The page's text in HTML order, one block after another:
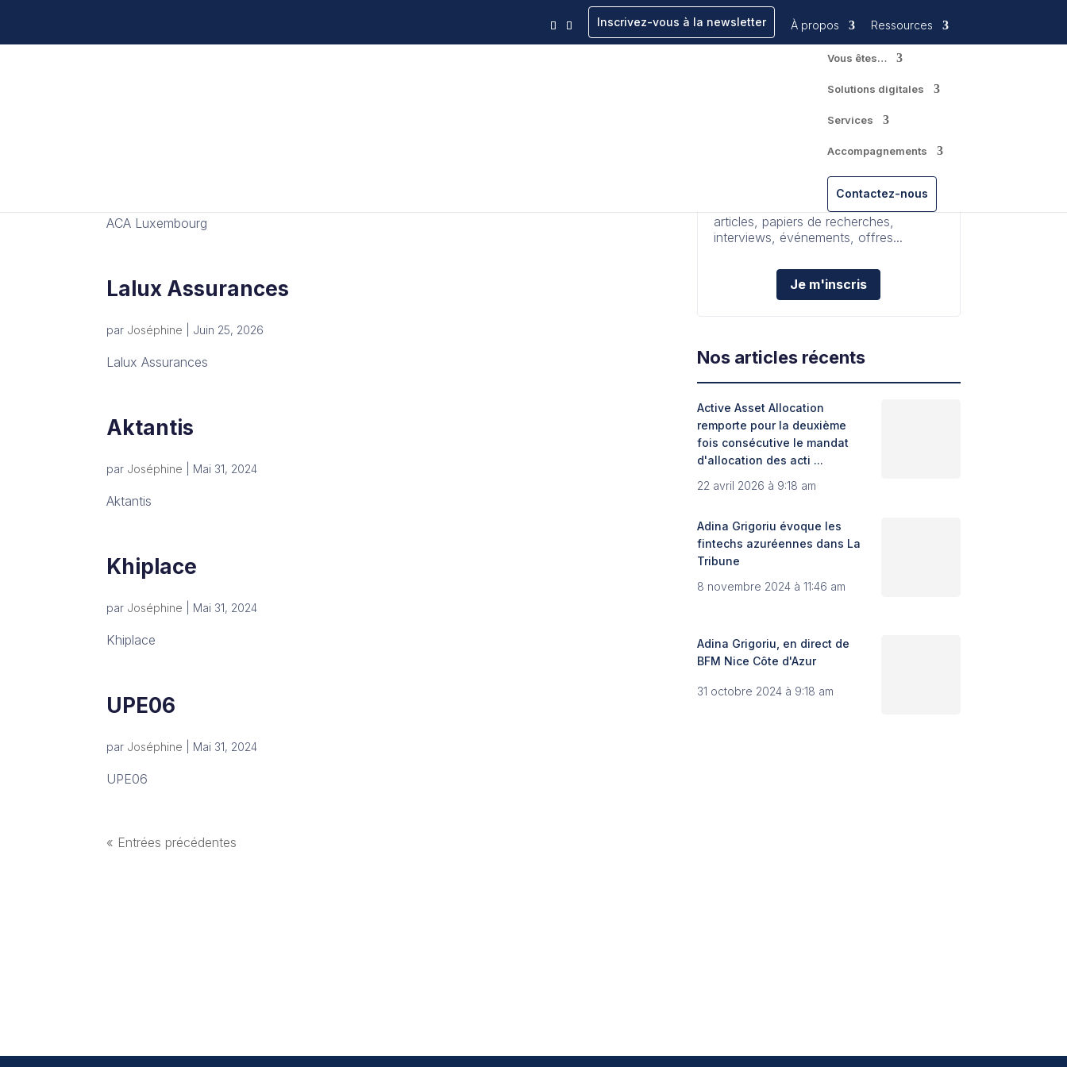
Inscrivez-vous à la newsletter À propos Ressources
Vous êtes…
Solutions digitales
Services
Accompagnements
Contactez-nous
ACA Luxembourg
Lalux Assurances
par Joséphine Juin 25, 2026
Lalux Assurances
Aktantis
par Joséphine Mai 31, 2024
Aktantis
Khiplace
par Joséphine Mai 31, 2024
Khiplace
UPE06
par Joséphine Mai 31, 2024
UPE06
« Entrées précédentes
Retrouvez l'intégralité de nos actualités
en vous abonnant à la newsletter AAA :
articles, papiers de recherches,
interviews, événements, offres...
Je m'inscris
Nos articles récents
Active Asset Allocation
remporte pour la deuxième
fois consécutive le mandat
d'allocation des acti ...
22 avril 2026 à 9:18 am
Adina Grigoriu évoque les
fintechs azuréennes dans La
Tribune
8 novembre 2024 à 11:46 am
Adina Grigoriu, en direct de
BFM Nice Côte d'Azur
31 octobre 2024 à 9:18 am